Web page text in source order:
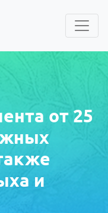
от 25
и